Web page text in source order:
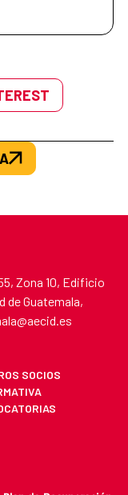
Zona 10, Edificio
de Guatemala,
SOCIOS